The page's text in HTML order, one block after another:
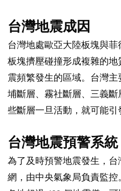
台灣地震成因
台灣地處歐亞大陸板塊與
板塊擠壓碰撞形成複雜的
震頻繁發生的區域。台灣
埔斷層、霧社斷層、三義
些斷層一旦活動，就可能引
台灣地震預警系統
為了及時預警地震發生，台
網，由中央氣象局負責監